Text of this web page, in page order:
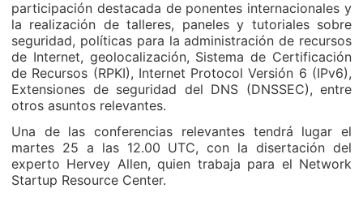
participación destacada de ponentes internacionales y
la realización de talleres, paneles y tutoriales sobre
seguridad, políticas para la administración de recursos
de Internet, geolocalización, Sistema de Certificación
de Recursos (RPKI), Internet Protocol Versión 6 (IPv6),
Extensiones de seguridad del DNS (DNSSEC), entre
otros asuntos relevantes.
Una de las conferencias relevantes tendrá lugar el
martes 25 a las 12.00 UTC, con la disertación del
experto Hervey Allen, quien trabaja para el Network
Startup Resource Center.